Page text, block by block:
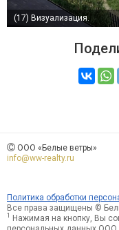
(17) Визуализация.
ООО «Белые ветры»
info@ww-realty.ru
Политика обработки
Все права защищены ©
1
Нажимая на кнопку, Вы